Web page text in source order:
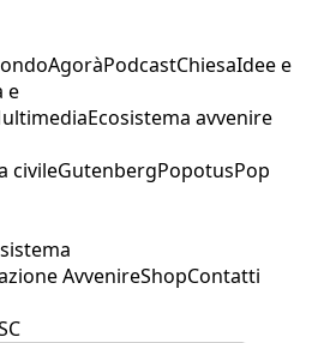
AgoràPodcastChiesaIdee e
e
Ecosistema avvenire
civileGutenbergPopotusPop
AvvenireShopContatti